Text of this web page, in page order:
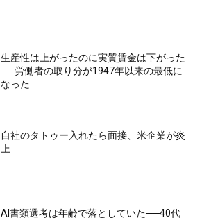
生産性は上がったのに実質賃金は下がった
──労働者の取り分が1947年以来の最低に
なった
自社のタトゥー入れたら面接、米企業が炎
上
AI書類選考は年齢で落としていた──40代